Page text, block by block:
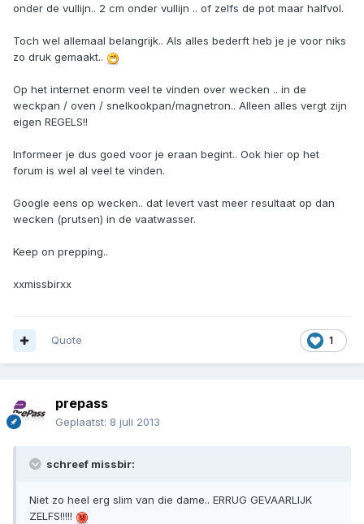
onder de vullijn.. 2 cm onder vullijn .. of zelfs de pot maar halfvol.
Toch wel allemaal belangrijk.. Als alles bederft heb je je voor niks
zo druk gemaakt..
Op het internet enorm veel te vinden over wecken .. in de
weckpan / oven / snelkookpan/magnetron.. Alleen alles vergt zijn
eigen REGELS!!
Informeer je dus goed voor je eraan begint.. Ook hier op het
forum is wel al veel te vinden.
Google eens op wecken.. dat levert vast meer resultaat op dan
wecken (prutsen) in de vaatwasser.
Keep on prepping..
xxmissbirxx
1
Quote
prepass
Geplaatst: 8 juli 2013
schreef missbir:
Niet zo heel erg slim van die dame.. ERRUG GEVAARLIJK
ZELFS!!!!!